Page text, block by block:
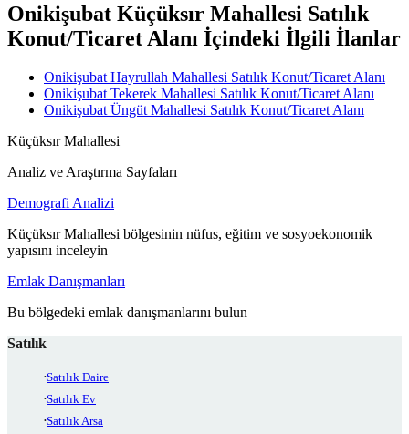
Onikişubat Küçüksır Mahallesi Satılık
Konut/Ticaret Alanı İçindeki İlgili İlanlar
Onikişubat Hayrullah Mahallesi Satılık Konut/Ticaret Alanı
Onikişubat Tekerek Mahallesi Satılık Konut/Ticaret Alanı
Onikişubat Üngüt Mahallesi Satılık Konut/Ticaret Alanı
Küçüksır Mahallesi
Analiz ve Araştırma Sayfaları
Demografi Analizi
Küçüksır Mahallesi bölgesinin nüfus, eğitim ve sosyoekonomik
yapısını inceleyin
Emlak Danışmanları
Bu bölgedeki emlak danışmanlarını bulun
Satılık
Satılık Daire
Satılık Ev
Satılık Arsa